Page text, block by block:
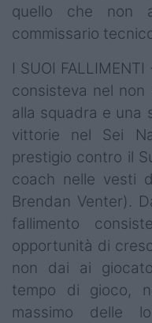
quello che non
commissario
I SUOI
consisteva nel non
alla squadra e una
vittorie nel Sei
prestigio contro il
coach nelle vesti
Brendan Venter).
fallimento
opportunità di
non dai ai
tempo di gioco,
massimo delle